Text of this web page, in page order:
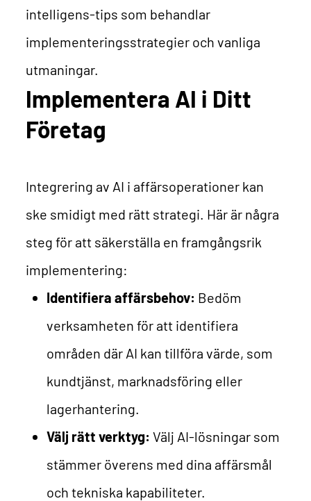
intelligens-tips som behandlar
implementeringsstrategier och vanliga
utmaningar.
Implementera AI i Ditt
Företag
Integrering av AI i affärsoperationer kan
ske smidigt med rätt strategi. Här är några
steg för att säkerställa en framgångsrik
implementering:
Identifiera affärsbehov: Bedöm
verksamheten för att identifiera
områden där AI kan tillföra värde, som
kundtjänst, marknadsföring eller
lagerhantering.
Välj rätt verktyg: Välj AI-lösningar som
stämmer överens med dina affärsmål
och tekniska kapabiliteter.